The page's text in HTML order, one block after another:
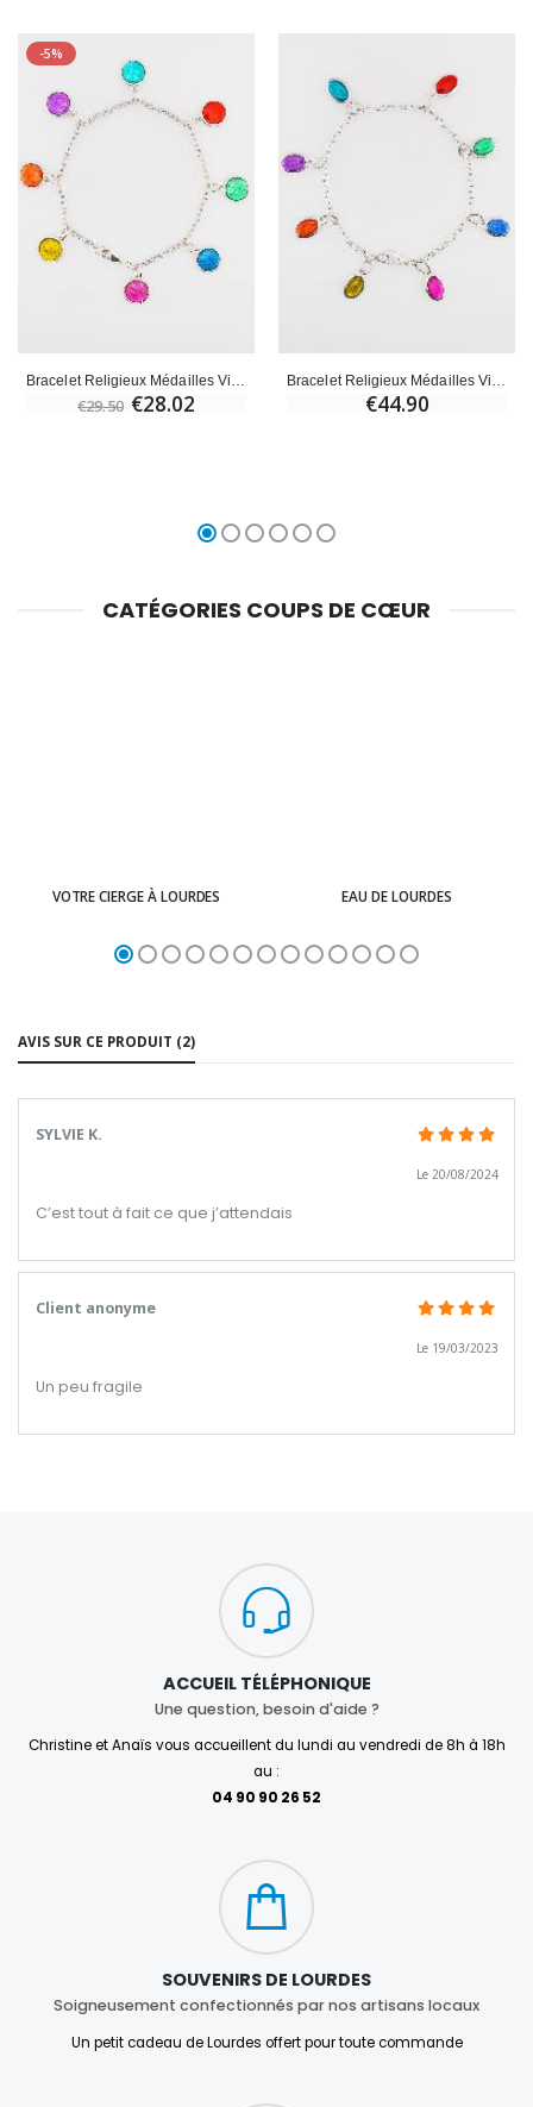
-5%
€29.50 €28.02 €44.90
CATÉGORIES COUPS DE CŒUR
VOTRE CIERGE À LOURDES EAU DE LOURDES
AVIS SUR CE PRODUIT (2)
SYLVIE K.
Le 20/08/2024
C’est tout à fait ce que j’attendais
Client anonyme
Le 19/03/2023
Un peu fragile
ACCUEIL TÉLÉPHONIQUE
Une question, besoin d'aide ?
Christine et Anaïs vous accueillent du lundi au vendredi de 8h à 18h
au :
04 90 90 26 52
SOUVENIRS DE LOURDES
Soigneusement confectionnés par nos artisans locaux
Un petit cadeau de Lourdes offert pour toute commande